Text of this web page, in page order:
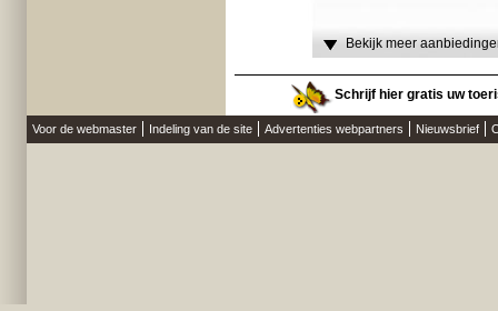
Bekijk meer
Schrijf hier gratis uw
Voor de webmaster Indeling van de site Advertenties webpartners Nieuwsbrief